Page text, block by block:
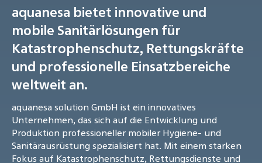
aquanesa bietet innovative und
mobile Sanitärlösungen für
Katastrophenschutz, Rettungskräfte
und professionelle Einsatzbereiche
weltweit an.
aquanesa solution GmbH ist ein innovatives
Unternehmen, das sich auf die Entwicklung und
Produktion professioneller mobiler Hygiene- und
Sanitärausrüstung spezialisiert hat. Mit einem starken
Fokus auf Katastrophenschutz, Rettungsdienste und